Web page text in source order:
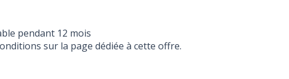
pendant 12 mois
sur la page dédiée à cette offre.